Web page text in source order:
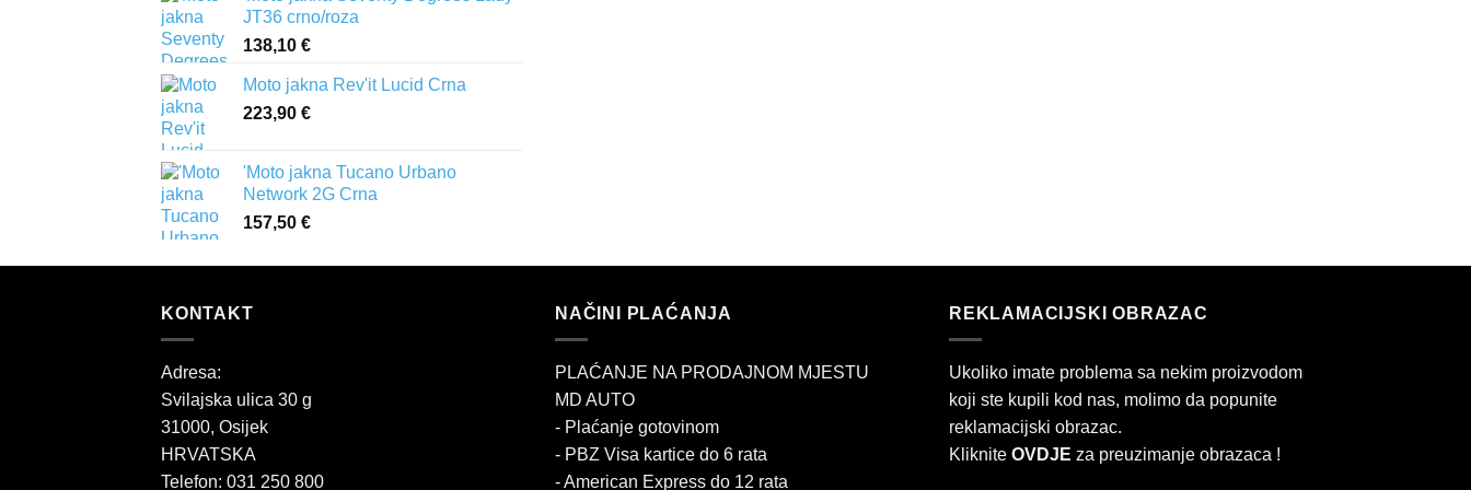
JT36 crno/roza
138,10 €
Moto jakna Rev'it Lucid Crna
223,90 €
'Moto jakna Tucano Urbano
Network 2G Crna
157,50 €
KONTAKT
Adresa:
Svilajska ulica 30 g
31000, Osijek
HRVATSKA
Telefon: 031 250 800
NAČINI PLAĆANJA
PLAĆANJE NA PRODAJNOM MJESTU
MD AUTO
- Plaćanje gotovinom
- PBZ Visa kartice do 6 rata
- American Express do 12 rata
REKLAMACIJSKI OBRAZAC
Ukoliko imate problema sa nekim proizvodom
koji ste kupili kod nas, molimo da popunite
reklamacijski obrazac.
Kliknite OVDJE za preuzimanje obrazaca !